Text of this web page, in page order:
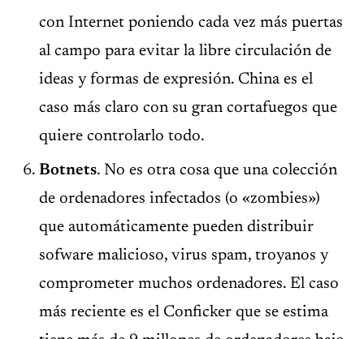
con Internet poniendo cada vez más puertas
al campo para evitar la libre circulación de
ideas y formas de expresión. China es el
caso más claro con su gran cortafuegos que
quiere controlarlo todo.
Botnets. No es otra cosa que una colección
de ordenadores infectados (o «zombies»)
que automáticamente pueden distribuir
sofware malicioso, virus spam, troyanos y
comprometer muchos ordenadores. El caso
más reciente es el Conficker que se estima